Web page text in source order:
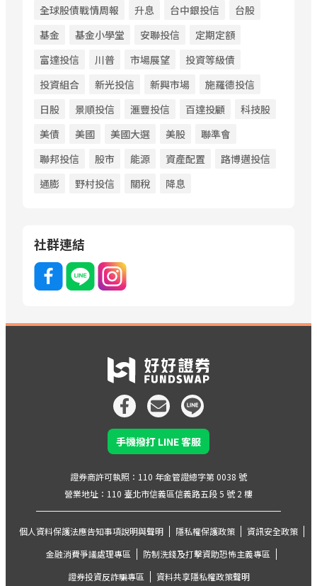
全球股債戰情周報
升息 台中銀投信
台股
基金
基金小學堂 安聯投信
定期定額
富達投信
川普 市場展望
投資等級債
投資組合
新光投信 新興市場
施羅德投信
日股
景順投信 滙豐投信 百達投顧
科技股
美債
美國 美國大選 美股
聯準會
聯邦投信
股市 能源 資產配置
路博邁投信
通膨
野村投信 關稅 降息
社群連結
手機撥打 LINE 客服
證券商許可執照：110 年金管證總字第 0038 號
個人資料保護法應告知事項說明與聲明 隱私權保護政策
資訊安全政策
金融消費爭議處理專區
防制洗錢及打擊資助恐怖主義專區
證券投資反詐騙專區
資料共享隱私權政策聲明
營業地址：110 臺北市信義區信義路五段 5 號 2 樓